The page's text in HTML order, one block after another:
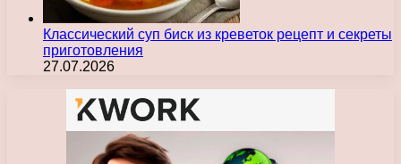
Классический суп биск из креветок рецепт и секреты
приготовления
27.07.2026